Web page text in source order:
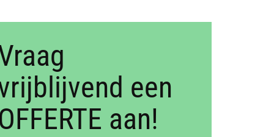
een
OFFERTE aan!